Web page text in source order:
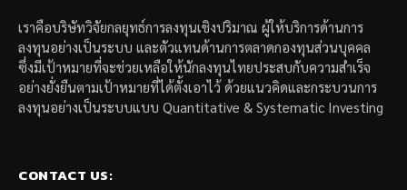
เราคือบริษัทวิจัยกลยุทธ์การลงทุนเชิงปริมาณ ผู้ให้บริการด้านการ
ลงทุนอย่างเป็นระบบ และตัวแทนด้านการตลาดกองทุนส่วนบุคคล
ซึ่งมีเป้าหมายที่จะช่วยเหลือให้นักลงทุนไทยประสบกับความสำเร็จ
อย่างยั่งยืนตามเป้าหมายที่ได้ตั้งเอาไว้ ด้วยแนวคิดและกระบวนการ
ลงทุนอย่างเป็นระบบแบบ Quantitative & Systematic Investing
CONTACT US: